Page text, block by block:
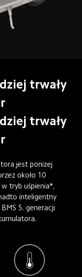
trwały
trwały
jest poniżej
około 10
tryb uśpienia*,
inteligentny
5. generacji